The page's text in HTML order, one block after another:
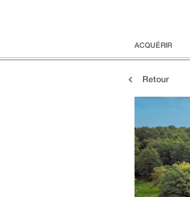
ACQUÉRIR
Retour